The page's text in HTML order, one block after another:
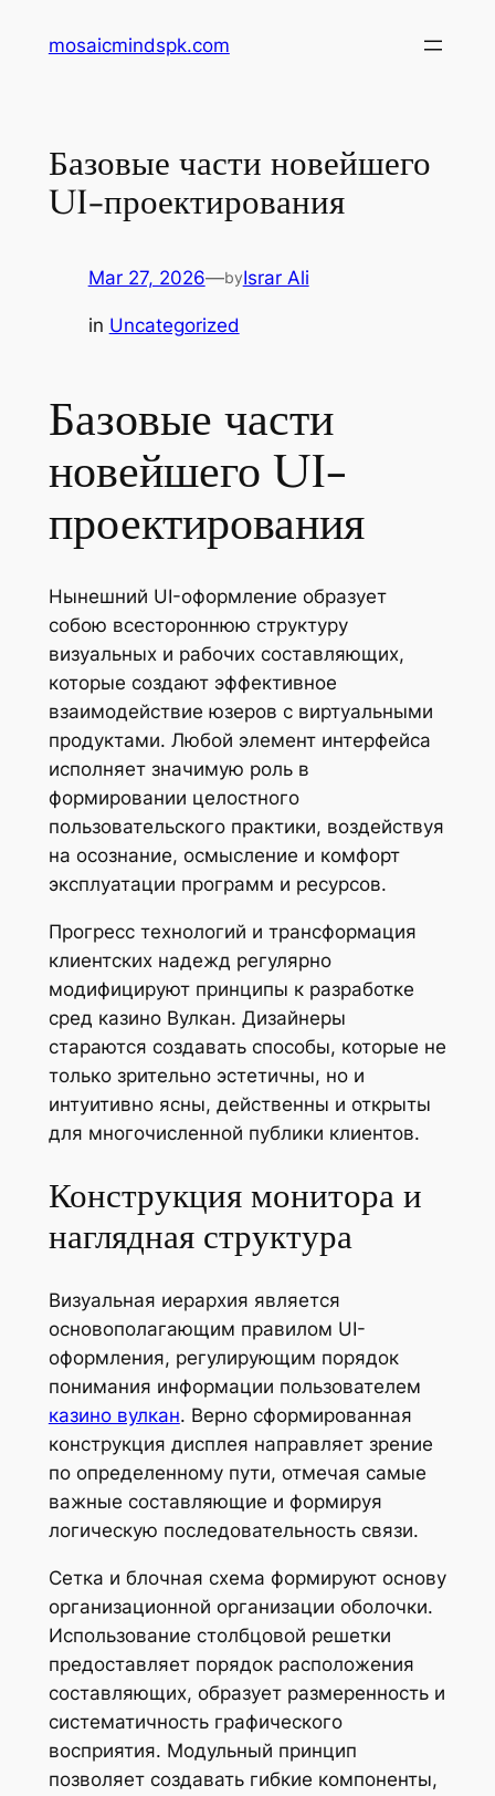
mosaicmindspk.com
Базовые части новейшего
UI-проектирования
Mar 27, 2026—byIsrar Ali
in Uncategorized
Базовые части
новейшего UI-
проектирования
Нынешний UI-оформление образует
собою всестороннюю структуру
визуальных и рабочих составляющих,
которые создают эффективное
взаимодействие юзеров с виртуальными
продуктами. Любой элемент интерфейса
исполняет значимую роль в
формировании целостного
пользовательского практики, воздействуя
на осознание, осмысление и комфорт
эксплуатации программ и ресурсов.
Прогресс технологий и трансформация
клиентских надежд регулярно
модифицируют принципы к разработке
сред казино Вулкан. Дизайнеры
стараются создавать способы, которые не
только зрительно эстетичны, но и
интуитивно ясны, действенны и открыты
для многочисленной публики клиентов.
Конструкция монитора и
наглядная структура
Визуальная иерархия является
основополагающим правилом UI-
оформления, регулирующим порядок
понимания информации пользователем
казино вулкан. Верно сформированная
конструкция дисплея направляет зрение
по определенному пути, отмечая самые
важные составляющие и формируя
логическую последовательность связи.
Сетка и блочная схема формируют основу
организационной организации оболочки.
Использование столбцовой решетки
предоставляет порядок расположения
составляющих, образует размеренность и
систематичность графического
восприятия. Модульный принцип
позволяет создавать гибкие компоненты,